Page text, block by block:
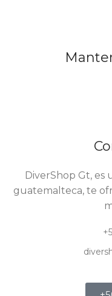
DiverShop Gt, es
guatemalteca, te